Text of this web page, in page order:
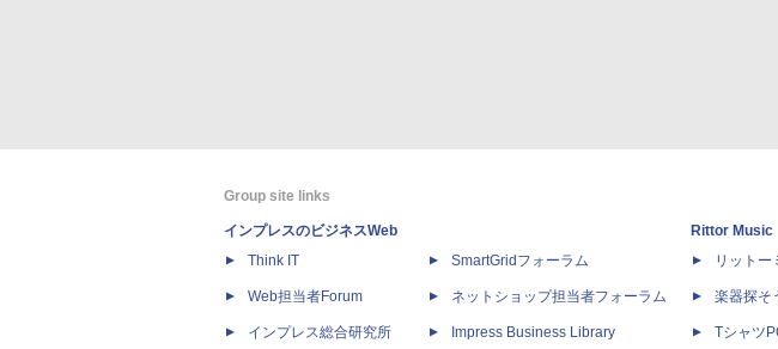
Group site links
インプレスのビジネスWeb
Think IT
Web担当者Forum
インプレス総合研究所
SmartGridフォーラム
ネットショップ担当者フォーラム
Impress Business Library
Rittor Music
リットー
楽器探そ
Tシャツ